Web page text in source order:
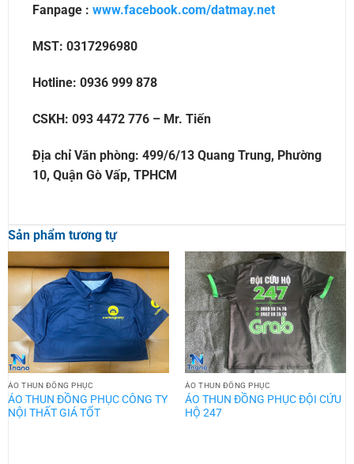
Fanpage : www.facebook.com/datmay.net
MST: 0317296980
Hotline: 0936 999 878
CSKH: 093 4472 776 – Mr. Tiến
Địa chỉ Văn phòng: 499/6/13 Quang Trung, Phường
10, Quận Gò Vấp, TPHCM
Sản phẩm tương tự
ÁO THUN ĐỒNG PHỤC
ÁO THUN ĐỒNG PHỤC CÔNG TY
NỘI THẤT GIÁ TỐT
ÁO THUN ĐỒNG PHỤC
ÁO THUN ĐỒNG PHỤC ĐỘI CỨU
HỘ 247